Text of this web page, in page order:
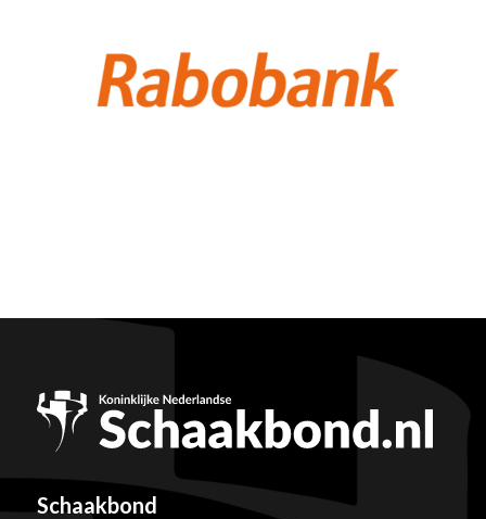
Schaakbond